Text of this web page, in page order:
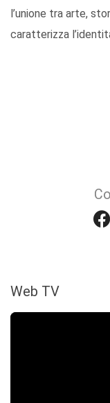
l’unione tra arte,
caratterizza
Web TV